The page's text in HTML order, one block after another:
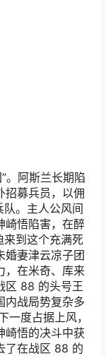
。阿斯兰长期陷
招募兵员，以佣
。主人公风间
崎悟陷害，在醉
到这个充满死
婚妻津云凉子团
，在米奇、库来
区 88 的头号王
内战局势复杂多
一度占据上风，
崎悟的决斗中获
了在战区 88 的